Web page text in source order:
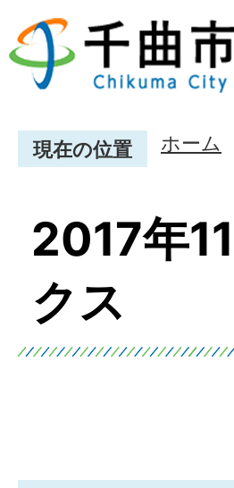
現在の位置 ホーム
2017年
クス